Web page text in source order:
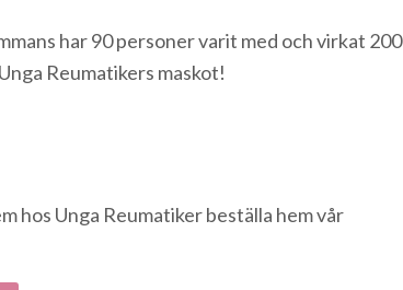
har 90 personer varit med och virkat 200
Reumatikers maskot!
hos Unga Reumatiker beställa hem vår